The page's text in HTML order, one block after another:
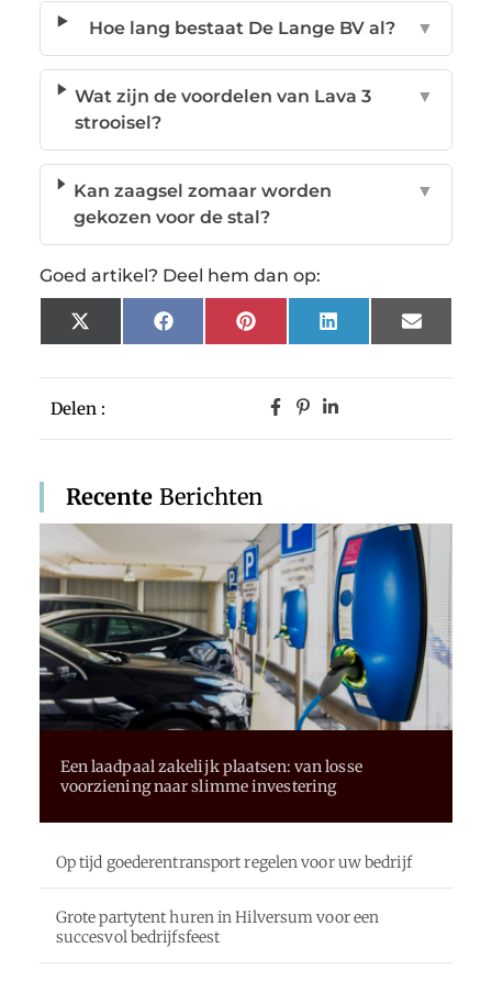
Delen :
Recente Berichten
Een laadpaal zakelijk plaatsen: van losse
voorziening naar slimme investering
Op tijd goederentransport regelen voor uw bedrijf
Grote partytent huren in Hilversum voor een
succesvol bedrijfsfeest
Hoe lang bestaat De Lange BV al? ▼
Wat zijn de voordelen van Lava 3
strooisel?
▼
Kan zaagsel zomaar worden
gekozen voor de stal?
▼
Goed artikel? Deel hem dan op:
X
(Twitter)
FacebookPinterestLinkedInEmail